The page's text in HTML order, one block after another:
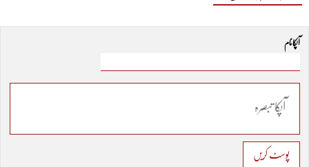
آپکا نام
پوسٹ کریں